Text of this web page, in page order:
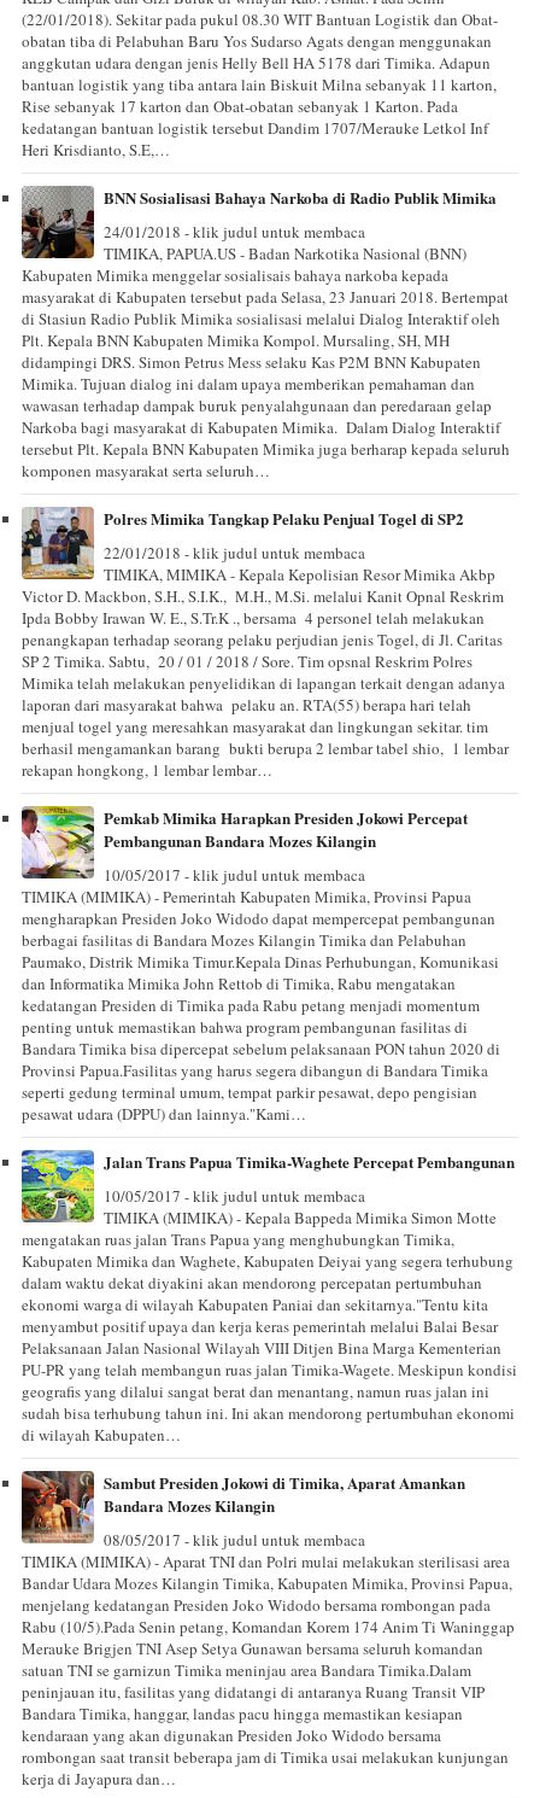
(22/01/2018). Sekitar pada pukul 08.30 WIT Bantuan Logistik dan Obat-
obatan tiba di Pelabuhan Baru Yos Sudarso Agats dengan menggunakan
anggkutan udara dengan jenis Helly Bell HA 5178 dari Timika. Adapun
bantuan logistik yang tiba antara lain Biskuit Milna sebanyak 11 karton,
Rise sebanyak 17 karton dan Obat-obatan sebanyak 1 Karton. Pada
kedatangan bantuan logistik tersebut Dandim 1707/Merauke Letkol Inf
Heri Krisdianto, S.E,…
BNN Sosialisasi Bahaya Narkoba di Radio Publik Mimika
24/01/2018 - klik judul untuk membaca
TIMIKA, PAPUA.US - Badan Narkotika Nasional (BNN)
Kabupaten Mimika menggelar sosialisais bahaya narkoba kepada
masyarakat di Kabupaten tersebut pada Selasa, 23 Januari 2018. Bertempat
di Stasiun Radio Publik Mimika sosialisasi melalui Dialog Interaktif oleh
Plt. Kepala BNN Kabupaten Mimika Kompol. Mursaling, SH, MH
didampingi DRS. Simon Petrus Mess selaku Kas P2M BNN Kabupaten
Mimika. Tujuan dialog ini dalam upaya memberikan pemahaman dan
wawasan terhadap dampak buruk penyalahgunaan dan peredaraan gelap
Narkoba bagi masyarakat di Kabupaten Mimika. Dalam Dialog Interaktif
tersebut Plt. Kepala BNN Kabupaten Mimika juga berharap kepada seluruh
komponen masyarakat serta seluruh…
Polres Mimika Tangkap Pelaku Penjual Togel di SP2
22/01/2018 - klik judul untuk membaca
TIMIKA, MIMIKA - Kepala Kepolisian Resor Mimika Akbp
Victor D. Mackbon, S.H., S.I.K., M.H., M.Si. melalui Kanit Opnal Reskrim
Ipda Bobby Irawan W. E., S.Tr.K ., bersama 4 personel telah melakukan
penangkapan terhadap seorang pelaku perjudian jenis Togel, di Jl. Caritas
SP 2 Timika. Sabtu, 20 / 01 / 2018 / Sore. Tim opsnal Reskrim Polres
Mimika telah melakukan penyelidikan di lapangan terkait dengan adanya
laporan dari masyarakat bahwa pelaku an. RTA(55) berapa hari telah
menjual togel yang meresahkan masyarakat dan lingkungan sekitar. tim
berhasil mengamankan barang bukti berupa 2 lembar tabel shio, 1 lembar
rekapan hongkong, 1 lembar lembar…
Pemkab Mimika Harapkan Presiden Jokowi Percepat
Pembangunan Bandara Mozes Kilangin
10/05/2017 - klik judul untuk membaca
TIMIKA (MIMIKA) - Pemerintah Kabupaten Mimika, Provinsi Papua
mengharapkan Presiden Joko Widodo dapat mempercepat pembangunan
berbagai fasilitas di Bandara Mozes Kilangin Timika dan Pelabuhan
Paumako, Distrik Mimika Timur.Kepala Dinas Perhubungan, Komunikasi
dan Informatika Mimika John Rettob di Timika, Rabu mengatakan
kedatangan Presiden di Timika pada Rabu petang menjadi momentum
penting untuk memastikan bahwa program pembangunan fasilitas di
Bandara Timika bisa dipercepat sebelum pelaksanaan PON tahun 2020 di
Provinsi Papua.Fasilitas yang harus segera dibangun di Bandara Timika
seperti gedung terminal umum, tempat parkir pesawat, depo pengisian
pesawat udara (DPPU) dan lainnya."Kami…
Jalan Trans Papua Timika-Waghete Percepat Pembangunan
10/05/2017 - klik judul untuk membaca
TIMIKA (MIMIKA) - Kepala Bappeda Mimika Simon Motte
mengatakan ruas jalan Trans Papua yang menghubungkan Timika,
Kabupaten Mimika dan Waghete, Kabupaten Deiyai yang segera terhubung
dalam waktu dekat diyakini akan mendorong percepatan pertumbuhan
ekonomi warga di wilayah Kabupaten Paniai dan sekitarnya."Tentu kita
menyambut positif upaya dan kerja keras pemerintah melalui Balai Besar
Pelaksanaan Jalan Nasional Wilayah VIII Ditjen Bina Marga Kementerian
PU-PR yang telah membangun ruas jalan Timika-Wagete. Meskipun kondisi
geografis yang dilalui sangat berat dan menantang, namun ruas jalan ini
sudah bisa terhubung tahun ini. Ini akan mendorong pertumbuhan ekonomi
di wilayah Kabupaten…
Sambut Presiden Jokowi di Timika, Aparat Amankan
Bandara Mozes Kilangin
08/05/2017 - klik judul untuk membaca
TIMIKA (MIMIKA) - Aparat TNI dan Polri mulai melakukan sterilisasi area
Bandar Udara Mozes Kilangin Timika, Kabupaten Mimika, Provinsi Papua,
menjelang kedatangan Presiden Joko Widodo bersama rombongan pada
Rabu (10/5).Pada Senin petang, Komandan Korem 174 Anim Ti Waninggap
Merauke Brigjen TNI Asep Setya Gunawan bersama seluruh komandan
satuan TNI se garnizun Timika meninjau area Bandara Timika.Dalam
peninjauan itu, fasilitas yang didatangi di antaranya Ruang Transit VIP
Bandara Timika, hanggar, landas pacu hingga memastikan kesiapan
kendaraan yang akan digunakan Presiden Joko Widodo bersama
rombongan saat transit beberapa jam di Timika usai melakukan kunjungan
kerja di Jayapura dan…